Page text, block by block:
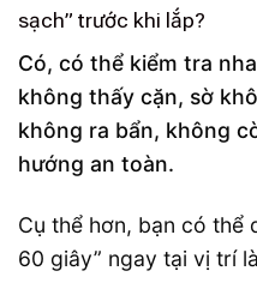
sạch” trước khi lắp?
Có, có thể kiểm tra
không thấy cặn, sờ
không ra bẩn, không
hướng an toàn.
Cụ thể hơn, bạn có thể
60 giây” ngay tại vị trí